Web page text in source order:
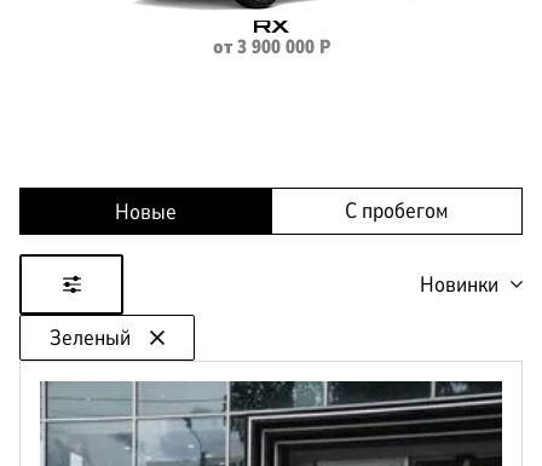
КЛИЕНТАМ
RX
от3 900 000Р
Новые С пробегом
Зеленый
Новинки
до